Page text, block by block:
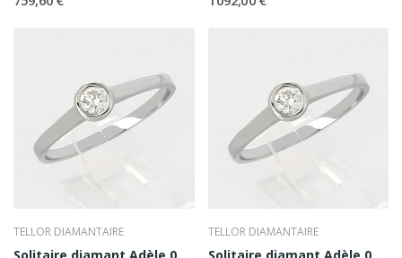
TELLOR DIAMANTAIRE TELLOR DIAMANTAIRE